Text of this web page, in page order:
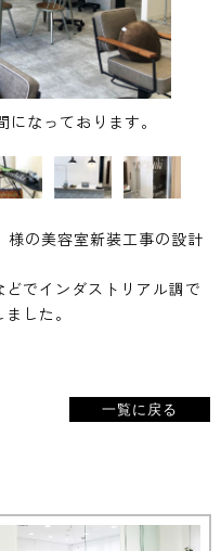
なっております。
の美容室新装工事の設計
でインダストリアル調で
した。
一覧に戻る